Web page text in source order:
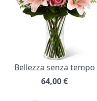
Bellezza senza tempo
64,00€